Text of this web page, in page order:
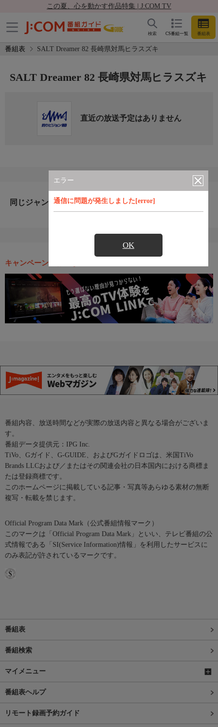
この夏、心を動かす作品特集 | J:COM TV
CS番組一覧 番組表
検索
番組表 SALT Dreamer 82 長崎県対馬ヒラスズキ
エラー
通信に問題が発生しました[error]
OK
SALT Dreamer 82 長崎県対馬ヒラスズキ
直近の放送予定はありません
同じジャンルのおすすめ番組
キャンペーン・お得な情報
番組内容、放送時間などが実際の放送内容と異なる場合がございま
す。
番組データ提供元：IPG Inc.
TiVo、Gガイド、G-GUIDE、およびGガイドロゴは、米国TiVo
Brands LLCおよび／またはその関連会社の日本国内における商標ま
たは登録商標です。
このホームページに掲載している記事・写真等あらゆる素材の無断
複写・転載を禁じます。
Official Program Data Mark（公式番組情報マーク）
このマークは「Official Program Data Mark」といい、テレビ番組の公
式情報である「SI(Service Information)情報」を利用したサービスに
のみ表記が許されているマークです。
番組表
番組検索
マイメニュー
番組表ヘルプ
リモート録画予約ガイド